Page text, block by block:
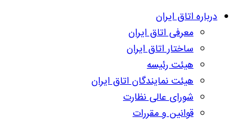
درباره اتاق ایران
معرفی اتاق ایران
ساختار اتاق ایران
هیئت رئیسه
هیئت نمایندگان اتاق ایران
شورای عالی نظارت
قوانین و مقررات